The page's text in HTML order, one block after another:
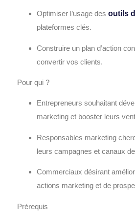
Optimiser l’usage des outils
plateformes clés.
Construire un plan d’action
convertir vos clients.
Pour qui ?
Entrepreneurs souhaitant
marketing et booster leurs
Responsables marketing
leurs campagnes et canaux
Commerciaux désirant
actions marketing et de
Prérequis